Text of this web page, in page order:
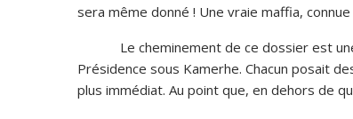
sera même donné ! Une vraie maffia,
Le cheminement de ce dossier est une
Présidence sous Kamerhe. Chacun posait
plus immédiat. Au point que, en dehors de